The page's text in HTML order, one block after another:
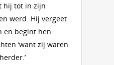
hij tot in zijn
werd. Hij vergeet
en begint hen
‘want zij waren